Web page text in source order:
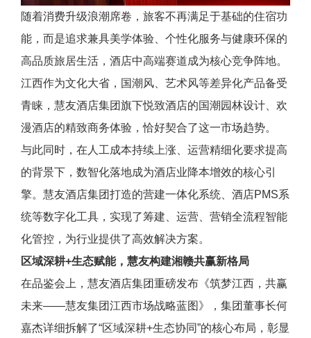
随着消费升级浪潮席卷，旅客不再满足于基础的住宿功
能，而是追求兼具美学体验、个性化服务与健康环保的
高品质旅居生活，酒店中高端赛道成为核心竞争阵地。
江西作为文化大省，国潮风、艺术风等差异化产品备受
青睐，慧友酒店集团旗下悦致酒店的国潮园林设计、欢
漫酒店的精致商务体验，恰好契合了这一市场趋势。
与此同时，在人工成本持续上涨、运营精细化要求提高
的背景下，数智化落地成为酒店业降本增效的核心引
擎。慧友酒店集团打造的营建一体化系统、酒店PMS系
统等数字化工具，实现了筹建、运营、营销全流程智能
化管控，为行业提供了高效解决方案。
区域深耕+生态赋能， 慧友构建湘赣共赢新格局
在品鉴会上，慧友酒店集团重磅发布《筑梦江西，共赢
未来——慧友集团江西市场战略蓝图》，集团董事长何
嘉杰详细拆解了“区域深耕+生态协同”的核心布局，彰显